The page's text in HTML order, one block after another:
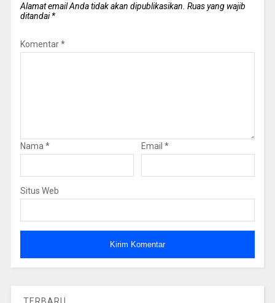
Alamat email Anda tidak akan dipublikasikan. Ruas yang wajib
ditandai*
Komentar*
Nama * Email *
Situs Web
TERBARU